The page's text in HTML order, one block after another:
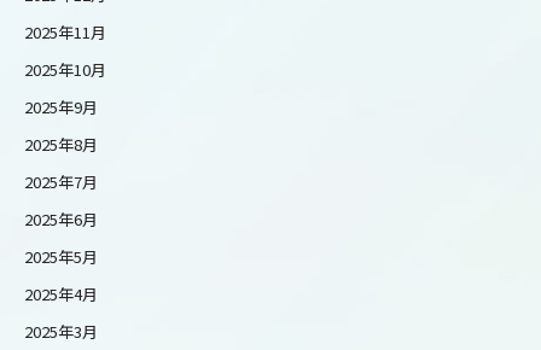
2025年11月
2025年10月
2025年9月
2025年8月
2025年7月
2025年6月
2025年5月
2025年4月
2025年3月